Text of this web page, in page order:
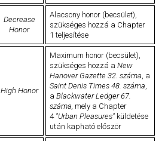
Decrease
Honor
Alacsony honor (becsület),
szükséges hozzá a Chapter
1 teljesítése
High Honor
Maximum honor (becsület),
szükséges hozzá a New
Hanover Gazette 32. száma , a
Saint Denis Times 48. száma
a Blackwater Ledger 67.
száma, mely a Chapter
4 "Urban Pleasures" küldetése
után kapható először